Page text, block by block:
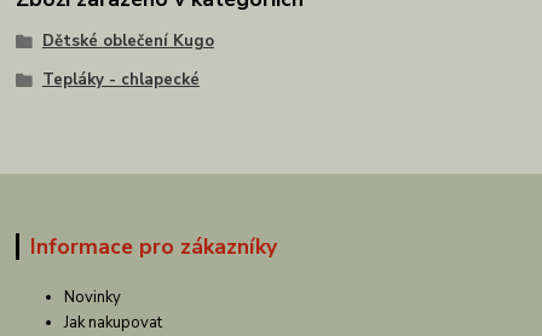
Dětské oblečení Kugo
Tepláky - chlapecké
Informace pro zákazníky
Novinky
Jak nakupovat